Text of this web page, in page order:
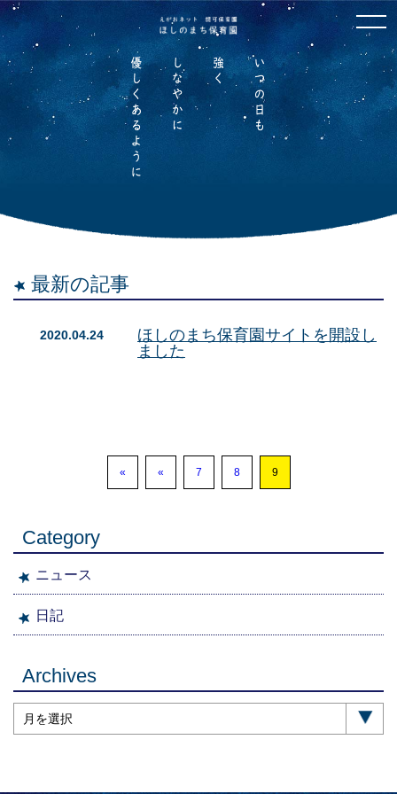
最新の記事
2020.04.24
ほしのまち保育園サイトを開設し
ました
« « 7 8 9
Category
ニュース
日記
Archives